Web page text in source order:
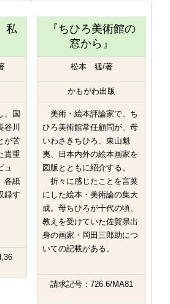
私
、国
谷川
が苦
貴重
ュ
各紙
録す
『ちひろ美術館の
窓から』
松本 猛/著
かもがわ出版
美術・絵本評論家で、ち
ひろ美術館常任顧問が、母
いわさきちひろ、東山魁
夷、日本内外の絵本画家を
図版とともに紹介する。
折々に感じたことを言葉
にした絵本・美術論の集大
成。母ちひろが十代の頃、
教えを受けていた佐賀県出
身の画家・岡田三郎助につ
いての記載がある。
請求記号：726.6/MA81